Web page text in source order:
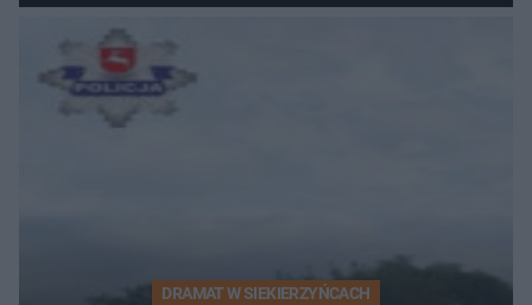
zabytki, bywał tu nawet król
DRAMAT W SIEKIERZYŃCACH